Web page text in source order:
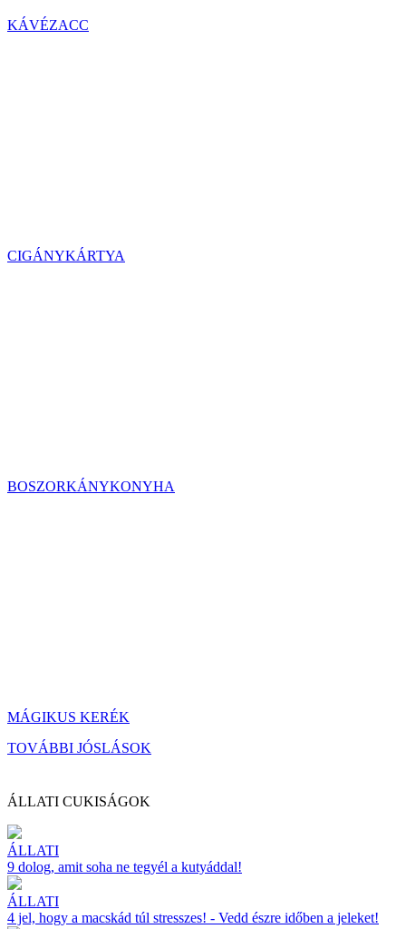
KÁVÉZACC
CIGÁNYKÁRTYA
BOSZORKÁNYKONYHA
MÁGIKUS KERÉK
TOVÁBBI JÓSLÁSOK
ÁLLATI CUKISÁGOK
ÁLLATI
9 dolog, amit soha ne tegyél a kutyáddal!
ÁLLATI
4 jel, hogy a macskád túl stresszes! - Vedd észre időben a jeleket!